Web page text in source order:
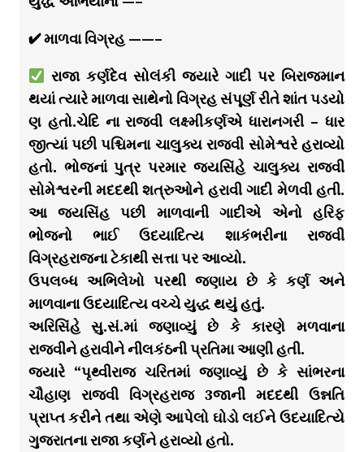
✔ માળવા વિગ્રહ ——–
રાજા કર્ણદેવ સોલંકી જયારે ગાદી પર બિરાજમાન
થયાં ત્યારે માળવા સાથેનો વિગ્રહ સંપૂર્ણ રીતે શાંત પડયો
ણ હતો.ચેદિ ના રાજવી લક્ષ્મીકર્ણએ ધારાનગરી – ધાર
જીત્યાં પછી પશ્ચિમના ચાલુક્ય રાજવી સોમેશ્વરે હરાવ્યો
હતો. ભોજનાં પુત્ર પરમાર જયસિંહે ચાલુક્ય રાજવી
સોમેશ્વરની મદદથી શત્રુઓને હરાવી ગાદી મેળવી હતી.
આ જયસિંહ પછી માળવાની ગાદીએ એનો હરિફ
ભોજનો ભાઈ ઉદયાદિત્ય શાકંભરીના રાજવી
વિગ્રહરાજના ટેકાથી સત્તા પર આવ્યો.
ઉપલબ્ધ અભિલેખો પરથી જણાય છે કે કર્ણ અને
માળવાના ઉદયાદિત્ય વચ્ચે યુદ્ધ થયું હતું.
અરિસિંહે સુ.સં.માં જણાવ્યું છે કે કારણે મળવાના
રાજવીને હરાવીને નીલકંઠની પ્રતિમા આણી હતી.
જ્યારે “પૃથ્વીરાજ ચરિતમાં જણાવ્યું છે કે સાંભરના
ચૌહાણ રાજવી વિગ્રહરાજ 3જાની મદદથી ઉન્નતિ
પ્રાપ્ત કરીને તથા એણે આપેલો ઘોડો લઈને ઉદયાદિત્યે
ગુજરાતના રાજા કર્ણને હરાવ્યો હતો.